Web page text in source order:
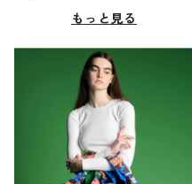
もっと見る